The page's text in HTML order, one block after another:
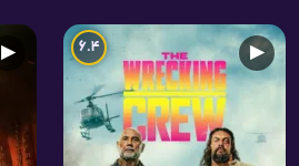
▶
6.4
▶